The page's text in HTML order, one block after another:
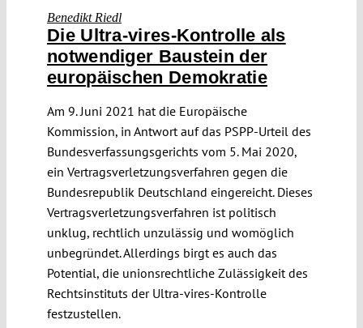
Benedikt Riedl
Die Ultra-vires-Kontrolle als
notwendiger Baustein der
europäischen Demokratie
Am 9. Juni 2021 hat die Europäische
Kommission, in Antwort auf das PSPP-Urteil des
Bundesverfassungsgerichts vom 5. Mai 2020,
ein Vertragsverletzungsverfahren gegen die
Bundesrepublik Deutschland eingereicht. Dieses
Vertragsverletzungsverfahren ist politisch
unklug, rechtlich unzulässig und womöglich
unbegründet. Allerdings birgt es auch das
Potential, die unionsrechtliche Zulässigkeit des
Rechtsinstituts der Ultra-vires-Kontrolle
festzustellen.